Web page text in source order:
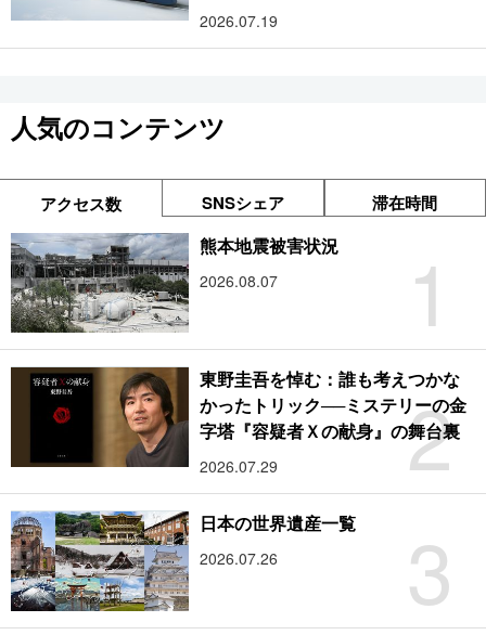
2026.07.19
人気のコンテンツ
アクセス数 SNSシェア 滞在時間
1
熊本地震被害状況
2026.08.07
2
東野圭吾を悼む：誰も考えつかな
かったトリック──ミステリーの金
字塔『容疑者Ｘの献身』の舞台裏
2026.07.29
3
日本の世界遺産一覧
2026.07.26